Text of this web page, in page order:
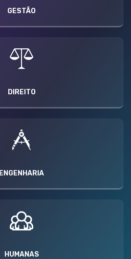
GESTÃO
DIREITO
ENGENHARIA
HUMANAS